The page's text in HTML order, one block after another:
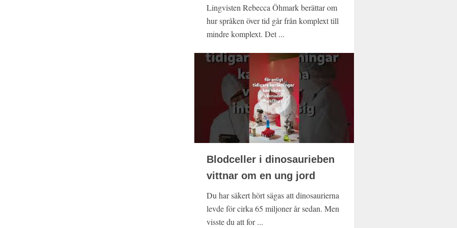
Lingvisten Rebecca Öhmark berättar om
hur språken över tid går från komplext till
mindre komplext. Det ...
Blodceller i dinosaurieben
vittnar om en ung jord
Du har säkert hört sägas att dinosaurierna
levde för cirka 65 miljoner år sedan. Men
visste du att for ...